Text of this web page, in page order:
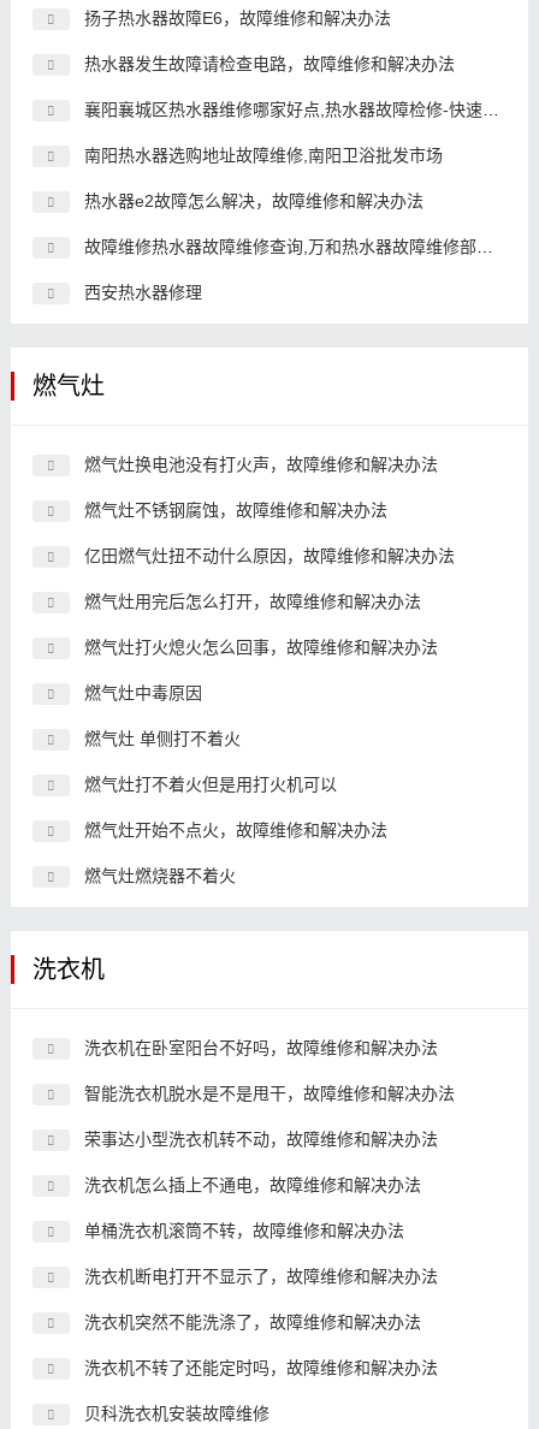
扬子热水器故障E6，故障维修和解决办法
热水器发生故障请检查电路，故障维修和解决办法
襄阳襄城区热水器维修哪家好点,热水器故障检修-快速上门
南阳热水器选购地址故障维修,南阳卫浴批发市场
热水器e2故障怎么解决，故障维修和解决办法
故障维修热水器故障维修查询,万和热水器故障维修部故障维修
西安热水器修理
燃气灶
燃气灶换电池没有打火声，故障维修和解决办法
燃气灶不锈钢腐蚀，故障维修和解决办法
亿田燃气灶扭不动什么原因，故障维修和解决办法
燃气灶用完后怎么打开，故障维修和解决办法
燃气灶打火熄火怎么回事，故障维修和解决办法
燃气灶中毒原因
燃气灶 单侧打不着火
燃气灶打不着火但是用打火机可以
燃气灶开始不点火，故障维修和解决办法
燃气灶燃烧器不着火
洗衣机
洗衣机在卧室阳台不好吗，故障维修和解决办法
智能洗衣机脱水是不是甩干，故障维修和解决办法
荣事达小型洗衣机转不动，故障维修和解决办法
洗衣机怎么插上不通电，故障维修和解决办法
单桶洗衣机滚筒不转，故障维修和解决办法
洗衣机断电打开不显示了，故障维修和解决办法
洗衣机突然不能洗涤了，故障维修和解决办法
洗衣机不转了还能定时吗，故障维修和解决办法
贝科洗衣机安装故障维修